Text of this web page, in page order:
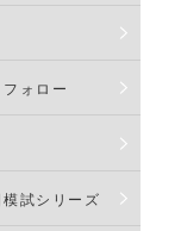
ォロー
試シリーズ